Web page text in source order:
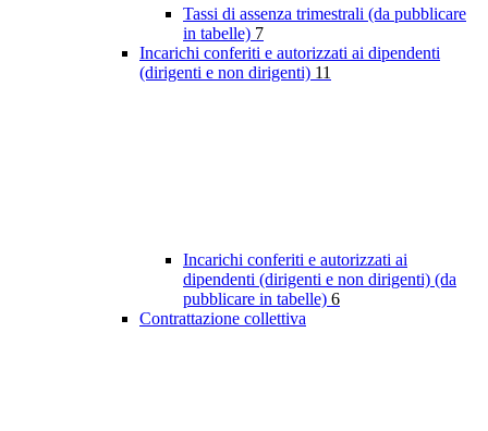
Tassi di assenza trimestrali (da pubblicare
in tabelle) 7
Incarichi conferiti e autorizzati ai dipendenti
(dirigenti e non dirigenti) 11
Incarichi conferiti e autorizzati ai
dipendenti (dirigenti e non dirigenti) (da
pubblicare in tabelle) 6
Contrattazione collettiva